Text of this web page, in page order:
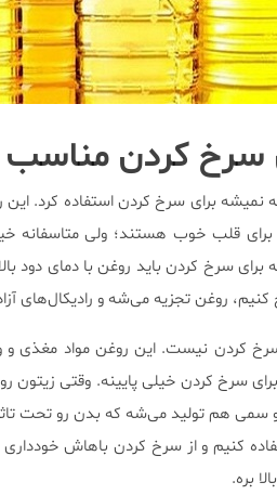
سرخ کردن
برای سرخ کردن استفاده کرد.
که البته برای قلب خوب هستند؛ ولی
روغن تجزیه می‌شه و رادیکال‌های
که برای سرخ کردن خیلی پایینه. وقتی
و سمی هم تولید می‌شه که بدن رو تحت
کنیم و از سرخ کردن باهاش خودداری
بره.